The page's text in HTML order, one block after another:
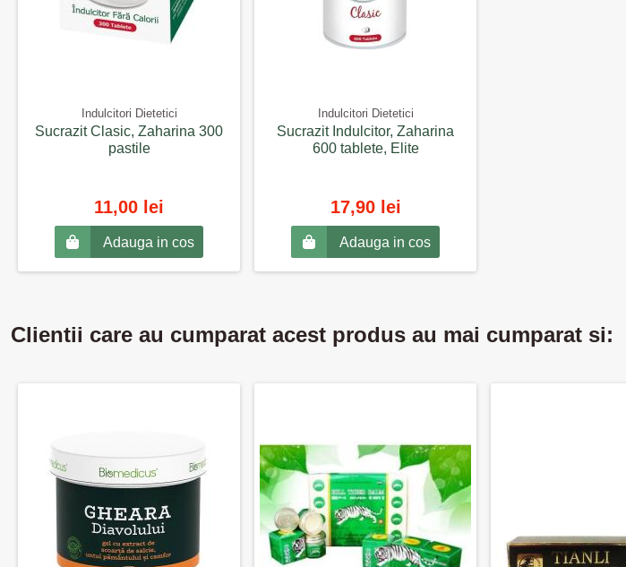
Indulcitori Dietetici
Sucrazit Clasic, Zaharina 300
pastile
11,00 lei
Adauga in cos
Indulcitori Dietetici
Sucrazit Indulcitor, Zaharina
600 tablete, Elite
17,90 lei
Adauga in cos
Clientii care au cumparat acest produs au mai cumparat si: